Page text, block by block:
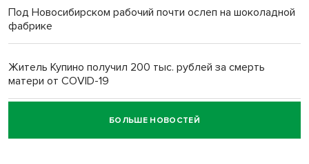
Под Новосибирском рабочий почти ослеп на шоколадной
фабрике
Житель Купино получил 200 тыс. рублей за смерть
матери от COVID-19
Новосибирский суд наказал водителя за смерть
пенсионерки на вокзале
БОЛЬШЕ НОВОСТЕЙ